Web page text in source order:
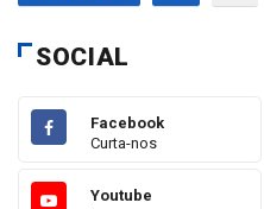
SOCIAL
Facebook
Curta-nos
Youtube